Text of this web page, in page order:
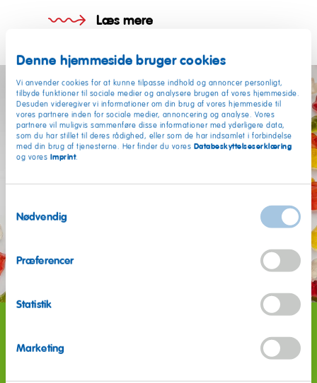
Denne hjemmeside bruger cookies
Vi anvender cookies for at kunne tilpasse indhold og annoncer personligt,
tilbyde funktioner til sociale medier og analysere brugen af vores hjemmeside.
Desuden videregiver vi informationer om din brug af vores hjemmeside til
vores partnere inden for sociale medier, annoncering og analyse. Vores
partnere vil muligvis sammenføre disse informationer med yderligere data,
som du har stillet til deres rådighed, eller som de har indsamlet i forbindelse
med din brug af tjenesterne. Her finder du vores Databeskyttelseserklæring
og vores Imprint.
Nødvendig
Præferencer
Statistik
Marketing
Læs mere
160 millioner